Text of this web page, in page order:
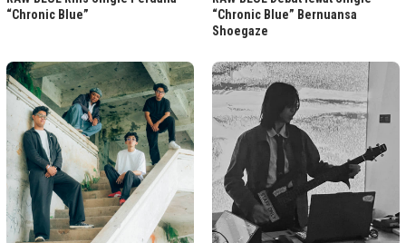
“Chronic Blue”
“Chronic Blue” Bernuansa
Shoegaze